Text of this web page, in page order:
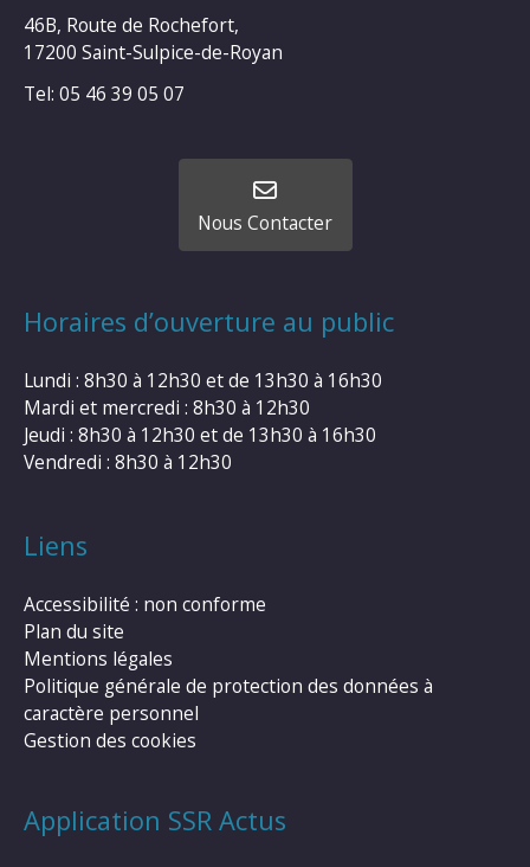
46B, Route de Rochefort,
17200 Saint-Sulpice-de-Royan
Tel: 05 46 39 05 07
Nous Contacter
Horaires d’ouverture au public
Lundi : 8h30 à 12h30 et de 13h30 à 16h30
Mardi et mercredi : 8h30 à 12h30
Jeudi : 8h30 à 12h30 et de 13h30 à 16h30
Vendredi : 8h30 à 12h30
Liens
Accessibilité : non conforme
Plan du site
Mentions légales
Politique générale de protection des données à
caractère personnel
Gestion des cookies
Application SSR Actus